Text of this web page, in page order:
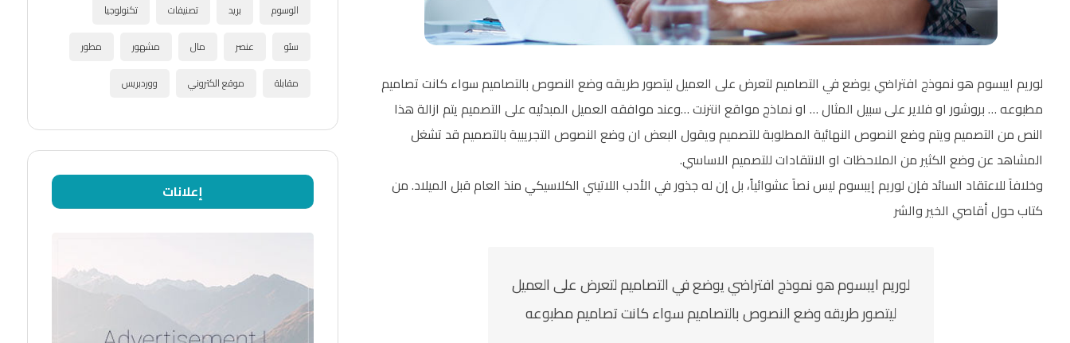
لوريم ايبسوم هو نموذج افتراضي يوضع في التصاميم لتعرض على العميل ليتصور طريقه وضع النصوص بالتصاميم سواء كانت تصاميم
مطبوعه … بروشور او فلاير على سبيل المثال … او نماذج مواقع انترنت …وعند موافقه العميل المبدئيه على التصميم يتم ازالة هذا
النص من التصميم ويتم وضع النصوص النهائية المطلوبة للتصميم ويقول البعض ان وضع النصوص التجريبية بالتصميم قد تشغل
المشاهد عن وضع الكثير من الملاحظات او الانتقادات للتصميم الاساسي.
وخلافاَ للاعتقاد السائد فإن لوريم إيبسوم ليس نصاَ عشوائياً، بل إن له جذور في الأدب اللاتيني الكلاسيكي منذ العام قبل الميلاد. من
كتاب حول أقاصي الخير والشر
لوريم ايبسوم هو نموذج افتراضي يوضع في التصاميم لتعرض على العميل
ليتصور طريقه وضع النصوص بالتصاميم سواء كانت تصاميم مطبوعه
الوسوم
بريد تصنيفات
تكنولوجيا
سئو
عنصر مال مشهور
مطور
مقابلة
موقع الكتروني ووردبريس
إعلانات